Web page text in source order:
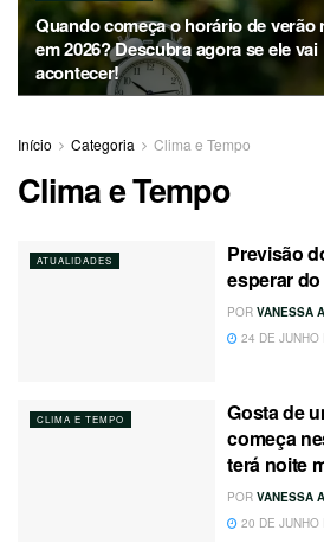
Quando começa o horário de verão
em 2026? Descubra agora se ele vai
acontecer!
Início Categoria Clima e Tempo
Clima e Tempo
ATUALIDADES
Previsão
esperar do
POR VANESSA
24 DE
CLIMA E TEMPO
Gosta de
começa
terá noite
POR VANESSA
20 DE